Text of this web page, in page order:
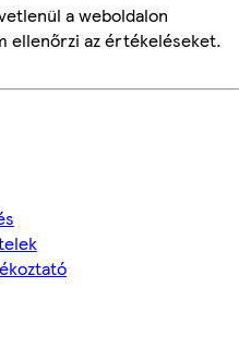
a weboldalon
ellenőrzi az értékeléseket.